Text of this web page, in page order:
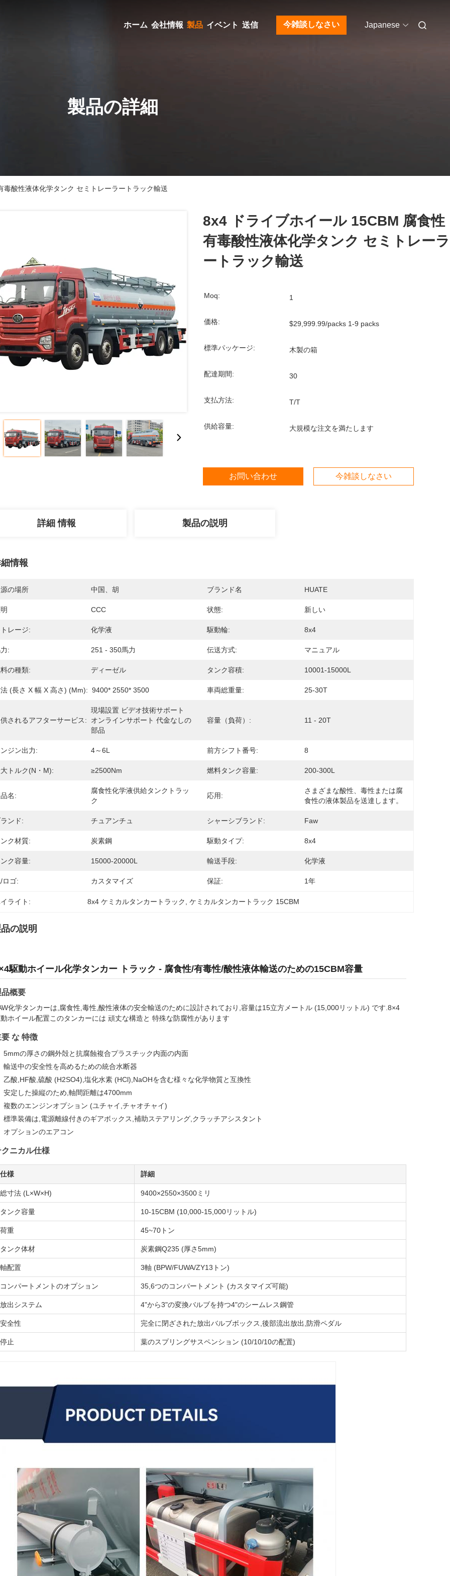
ホーム 会社情報 製品 イベント 送信 今雑談しなさい Japanese
製品の詳細
酸性液体化学タンク セミトレーラートラック輸送
8x4 ドライブホイール 15CBM 腐食性
有毒酸性液体化学タンク セミトレーラ
ートラック輸送
Moq: 1
価格: $29,999.99/packs 1-9 packs
標準パッケージ: 木製の箱
配達期間: 30
支払方法: T/T
供給容量: 大規模な注文を満たします
お問い合わせ 今雑談しなさい
詳細 情報 製品の説明
情報
の場所 中国、胡 ブランド名 HUATE
CCC 状態: 新しい
レージ: 化学液 駆動輪: 8x4
: 251 - 350馬力 伝送方式: マニュアル
の種類: ディーゼル タンク容積: 10001-15000L
(長さ X 幅 X 高さ) (mm): 9400* 2550* 3500 車両総重量: 25-30T
されるアフターサービス:
現場設置 ビデオ技術サポート
オンラインサポート 代金なしの
部品
容量（負荷）: 11 - 20T
ジン出力: 4～6L 前方シフト番号: 8
トルク(N・m): ≥2500Nm 燃料タンク容量: 200-300L
名:
腐食性化学液供給タンクトラッ
ク
応用:
さまざまな酸性、毒性または腐
食性の液体製品を送達します。
ンド: チュアンチュ シャーシブランド: Faw
ク材質: 炭素鋼 駆動タイプ: 8x4
ク容量: 15000-20000L 輸送手段: 化学液
ロゴ: カスタマイズ 保証: 1年
ライト: 8x4 ケミカルタンカートラック , ケミカルタンカートラック 15CBM
の説明
駆動ホイール化学タンカー トラック - 腐食性/有毒性/酸性液体輸送のための15CBM容量
品概要
化学タンカーは,腐食性,毒性,酸性液体の安全輸送のために設計されており,容量は15立方メートル (15,000リットル) です.8×4
ホイール配置このタンカーには 頑丈な構造と 特殊な防腐性があります
要 な 特徴
5mmの厚さの鋼外殻と抗腐蝕複合プラスチック内面の内面
輸送中の安全性を高めるための統合水断器
乙酸,HF酸,硫酸 (H2SO4),塩化水素 (HCl),NaOHを含む様々な化学物質と互換性
安定した操縦のため,軸間距離は4700mm
複数のエンジンオプション (ユチャイ,チャオチャイ)
標準装備は,電源離線付きのギアボックス,補助ステアリング,クラッチアシスタント
オプションのエアコン
クニカル仕様
仕様 詳細
総寸法 (L×W×H) 9400×2550×3500ミリ
タンク容量 10-15CBM (10,000-15,000リットル)
荷重 45~70トン
タンク体材 炭素鋼Q235 (厚さ5mm)
軸配置 3軸 (BPW/FUWA/ZY13トン)
コンパートメントのオプション 35,6つのコンパートメント (カスタマイズ可能)
放出システム 4"から3"の変換バルブを持つ4"のシームレス鋼管
安全性 完全に閉ざされた放出バルブボックス,後部流出放出,防滑ペダル
停止 葉のスプリングサスペンション (10/10/10の配置)